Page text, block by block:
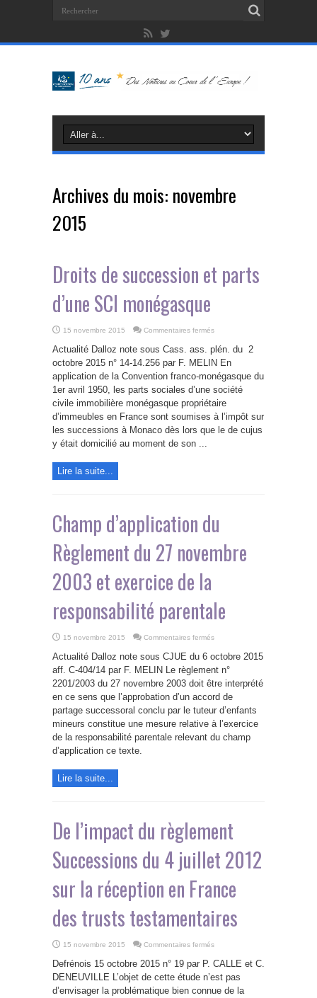
Archives du mois: novembre
2015
Droits de succession et parts
d’une SCI monégasque
15 novembre 2015 Commentaires fermés
de
succession
et
parts
d’une
SCI
monégasque
Actualité Dalloz note sous Cass. ass. plén. du 2
octobre 2015 n° 14-14.256 par F. MELIN En
application de la Convention franco-monégasque du
1er avril 1950, les parts sociales d’une société
civile immobilière monégasque propriétaire
d’immeubles en France sont soumises à l’impôt sur
les successions à Monaco dès lors que le de cujus
y était domicilié au moment de son ...
Lire la suite...
Champ d’application du
Règlement du 27 novembre
2003 et exercice de la
responsabilité parentale
15 novembre 2015 Commentaires fermés
d’application
du
Règlement
du
27
novembre
2003
exercice
de
responsabilité
Actualité Dalloz note sous CJUE du 6 octobre 2015
aff. C-404/14 par F. MELIN Le règlement n°
2201/2003 du 27 novembre 2003 doit être interprété
en ce sens que l’approbation d’un accord de
partage successoral conclu par le tuteur d’enfants
mineurs constitue une mesure relative à l’exercice
de la responsabilité parentale relevant du champ
d’application ce texte.
Lire la suite...
De l’impact du règlement
Successions du 4 juillet 2012
sur la réception en France
des trusts testamentaires
15 novembre 2015 Commentaires fermés
l’impact
du
règlement
Successions
du
Defrénois 15 octobre 2015 n° 19 par P. CALLE et C.
DENEUVILLE L’objet de cette étude n’est pas
d’envisager la problématique bien connue de la